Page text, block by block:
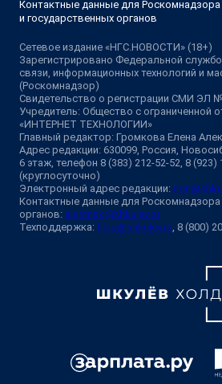
Контактные данные для Роскомнадзора
и государственных органов
Сетевое издание «НГС.НОВОСТИ» (18+)
Зарегистрировано Федеральной
связи, информационных технологий и
(Роскомнадзор)
Свидетельство о регистрации СМИ ЭЛ
Учредитель: Общество с ограниченной
«ИНТЕРНЕТ ТЕХНОЛОГИИ»
Главный редактор: Громкова Елена
Адрес редакции: 630099, Россия,
6 этаж, телефон 8 (383) 212-52-52, 8 (923)
(круглосуточно)
Электронный адрес редакции:
Контактные данные для Роскомнадзора
органов: juristnsk@shkulev.ru
Техподдержка: help@shkulev.ru, 8 (800)